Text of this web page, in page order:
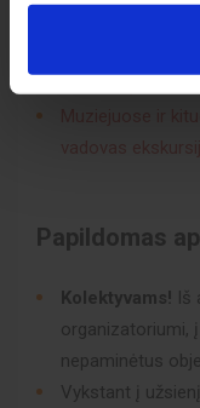
organizatorius
Papildomas
Kolektyvams! Iš
organizatoriumi,
nepaminėtus
Vykstant į